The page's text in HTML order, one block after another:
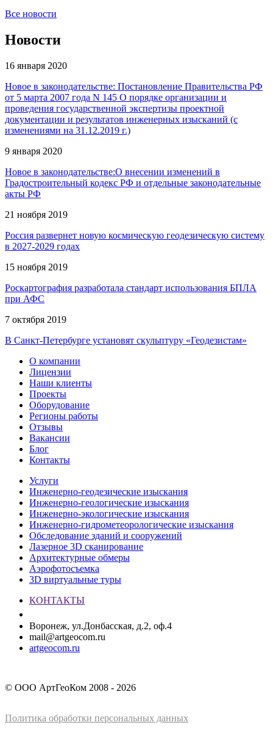
Все новости
Новости
16 января 2020
Новое в законодательстве: Постановление Правительства РФ
от 5 марта 2007 года N 145 О порядке организации и
проведения государственной экспертизы проектной
документации и результатов инженерных изысканий (с
изменениями на 31.12.2019 г.)
9 января 2020
Новое в законодательстве:О внесении изменений в
Градостроительный кодекс РФ и отдельные законодательные
акты РФ
21 ноября 2019
Россия развернет новую космическую геодезическую систему
в 2027-2029 годах
15 ноября 2019
Роскартография разработала стандарт использования БПЛА
при АФС
7 октября 2019
В Санкт-Петербурге установят скульптуру «Геодезистам»
О компании
Лицензии
Наши клиенты
Проекты
Оборудование
Регионы работы
Отзывы
Вакансии
Блог
Контакты
Услуги
Инженерно-геодезические изыскания
Инженерно-геологические изыскания
Инженерно-экологические изыскания
Инженерно-гидрометеорологические изыскания
Обследование зданий и сооружений
Лазерное 3D сканирование
Архитектурные обмеры
Аэрофотосъемка
3D виртуальные туры
КОНТАКТЫ
Воронеж, ул.Донбасская, д.2, оф.4
mail@artgeocom.ru
artgeocom.ru
© ООО АртГеоКом 2008 - 2026
Политика обработки персональных данных